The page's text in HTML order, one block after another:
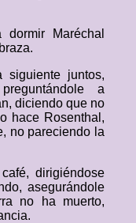
Maréchal
siguiente juntos,
a
diciendo que no
hace Rosenthal,
no pareciendo la
dirigiéndose
asegurándole
no ha muerto,